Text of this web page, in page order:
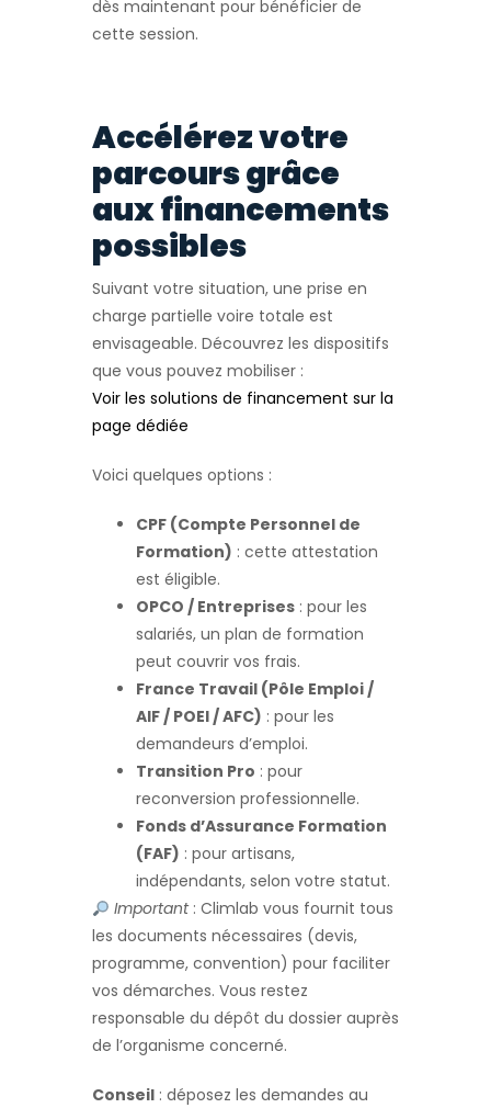
dès maintenant pour bénéficier de
cette session.
Accélérez votre
parcours grâce
aux financements
possibles
Suivant votre situation, une prise en
charge partielle voire totale est
envisageable. Découvrez les dispositifs
que vous pouvez mobiliser :
Voir les solutions de financement sur la
page dédiée
Voici quelques options :
CPF (Compte Personnel de
Formation) : cette attestation
est éligible.
OPCO / Entreprises : pour les
salariés, un plan de formation
peut couvrir vos frais.
France Travail (Pôle Emploi /
AIF / POEI / AFC) : pour les
demandeurs d’emploi.
Transition Pro : pour
reconversion professionnelle.
Fonds d’Assurance Formation
(FAF) : pour artisans,
indépendants, selon votre statut.
Important: Climlab vous fournit tous
les documents nécessaires (devis,
programme, convention) pour faciliter
vos démarches. Vous restez
responsable du dépôt du dossier auprès
de l’organisme concerné.
Conseil : déposez les demandes au